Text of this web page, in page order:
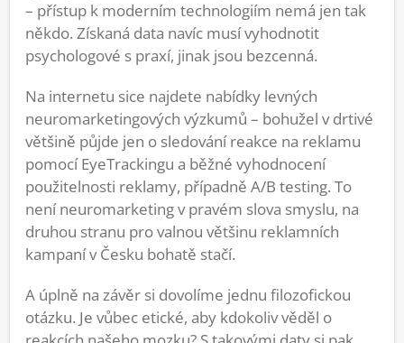
– přístup k moderním technologiím nemá jen tak
někdo. Získaná data navíc musí vyhodnotit
psychologové s praxí, jinak jsou bezcenná.
Na internetu sice najdete nabídky levných
neuromarketingových výzkumů – bohužel v drtivé
většině půjde jen o sledování reakce na reklamu
pomocí EyeTrackingu a běžné vyhodnocení
použitelnosti reklamy, případně A/B testing. To
není neuromarketing v pravém slova smyslu, na
druhou stranu pro valnou většinu reklamních
kampaní v Česku bohatě stačí.
A úplně na závěr si dovolíme jednu filozofickou
otázku. Je vůbec etické, aby kdokoliv věděl o